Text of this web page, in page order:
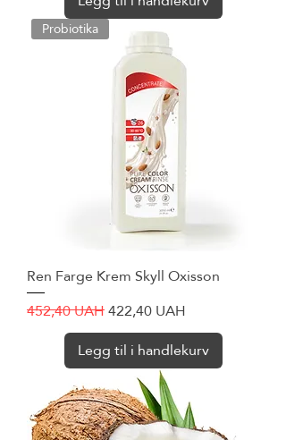
Probiotika
Ren Farge Krem Skyll Oxisson
Vanlig pris
452,40 UAHSalgspris
422,40 UAH
Legg til i handlekurv